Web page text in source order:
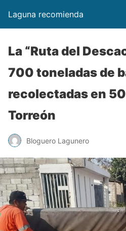
Laguna recomienda
La “Ruta del
700 toneladas de
recolectadas en
Torreón
Bloguero Lagunero